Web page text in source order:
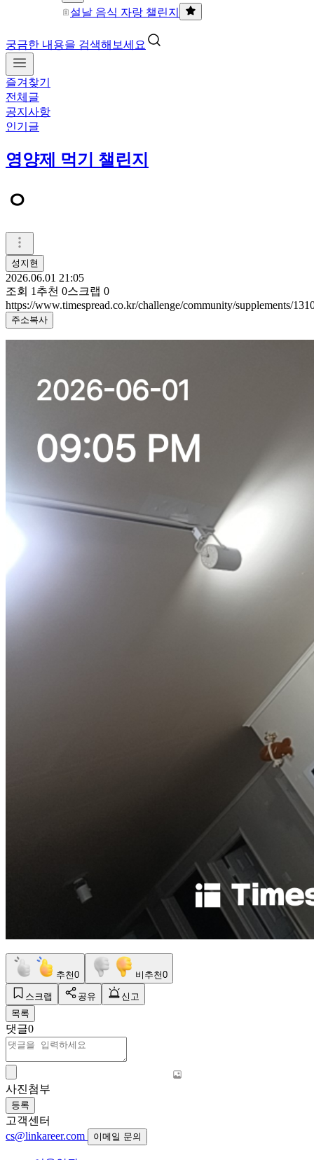
설날 음식 자랑 챌린지
궁금한 내용을 검색해보세요
즐겨찾기
전체글
공지사항
인기글
영양제 먹기 챌린지
ㅇ
성지현
2026.06.01 21:05
조회 1 추천 0스크랩 0
https://www.timespread.co.kr/challenge/community/supplements/
주소복사
추천0 비추천0
스크랩 공유
신고
목록
댓글0
사진첨부
등록
고객센터
cs@linkareer.com
이메일 문의